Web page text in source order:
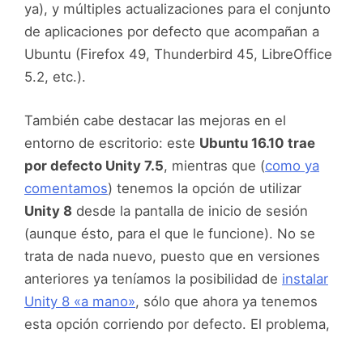
ya), y múltiples actualizaciones para el conjunto
de aplicaciones por defecto que acompañan a
Ubuntu (Firefox 49, Thunderbird 45, LibreOffice
5.2, etc.).
También cabe destacar las mejoras en el
entorno de escritorio: este Ubuntu 16.10 trae
por defecto Unity 7.5, mientras que (como ya
comentamos) tenemos la opción de utilizar
Unity 8 desde la pantalla de inicio de sesión
(aunque ésto, para el que le funcione). No se
trata de nada nuevo, puesto que en versiones
anteriores ya teníamos la posibilidad de instalar
Unity 8 «a mano», sólo que ahora ya tenemos
esta opción corriendo por defecto. El problema,